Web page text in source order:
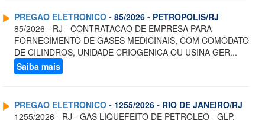
PREGAO ELETRONICO - 85/2026 - PETROPOLIS/RJ
85/2026 - RJ - CONTRATACAO DE EMPRESA PARA
FORNECIMENTO DE GASES MEDICINAIS, COM COMODATO
DE CILINDROS, UNIDADE CRIOGENICA OU USINA GER...
Saiba mais
PREGAO ELETRONICO - 1255/2026 - RIO DE JANEIRO/RJ
1255/2026 - RJ - GAS LIQUEFEITO DE PETROLEO - GLP,